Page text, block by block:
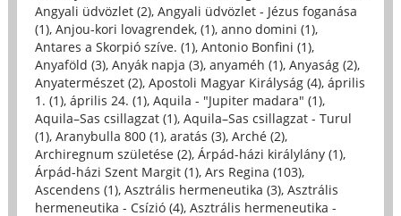
Angyali üdvözlet (2), Angyali üdvözlet - Jézus foganása
(1), Anjou-kori lovagrendek, (1), anno domini (1),
Antares a Skorpió szíve. (1), Antonio Bonfini (1),
Anyaföld (3), Anyák napja (3), anyaméh (1), Anyaság (2),
Anyatermészet (2), Apostoli Magyar Királyság (4), április
1. (1), április 24. (1), Aquila - "Jupiter madara" (1),
Aquila–Sas csillagzat (1), Aquila–Sas csillagzat - Turul
(1), Aranybulla 800 (1), aratás (3), Arché (2),
Archiregnum születése (2), Árpád-házi királylány (1),
Árpád-házi Szent Margit (1), Ars Regina (103),
Ascendens (1), Asztrális hermeneutika (3), Asztrális
hermeneutika - Csízió (4), Asztrális hermeneutika -